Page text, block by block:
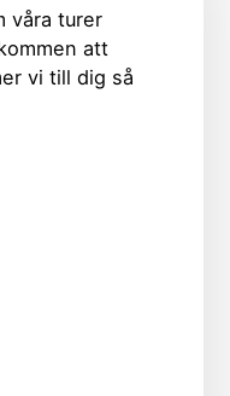
våra turer
att
vi till dig så